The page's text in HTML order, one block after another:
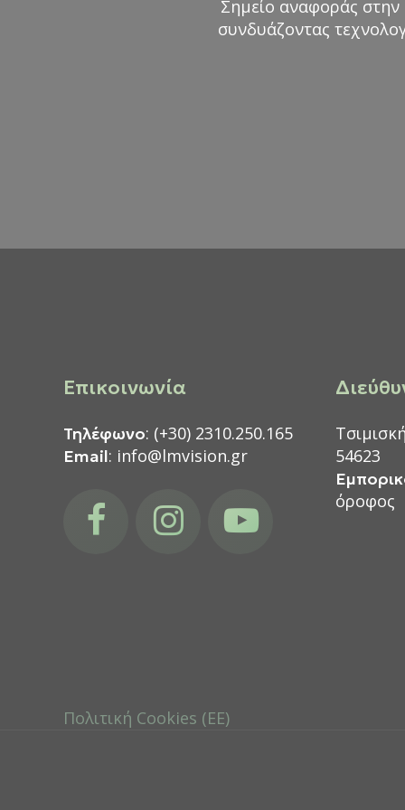
Σημείο αναφοράς στην
συνδυάζοντας
Επικοινωνία
Τηλέφωνο: (+30) 2310.250.165
Email: info@lmvision.gr
54623
όροφος
Πολιτική Cookies (ΕΕ)